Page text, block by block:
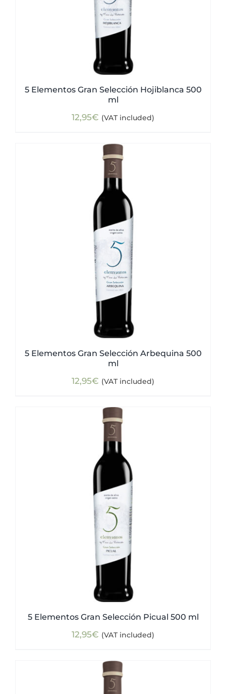
5 Elementos Gran Selección Hojiblanca 500
ml
12,95€ (VAT included)
5 Elementos Gran Selección Arbequina 500
ml
12,95€ (VAT included)
5 Elementos Gran Selección Picual 500 ml
12,95€ (VAT included)